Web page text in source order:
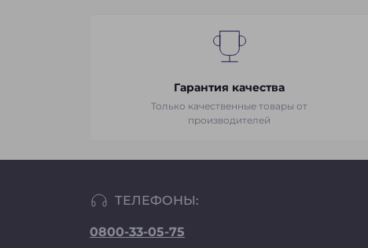
Гарантия качества
Только качественные товары от
производителей
ТЕЛЕФОНЫ:
0800-33-05-75